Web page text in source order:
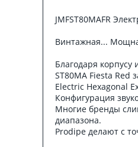
JMFST80MAFR
Винтажная...
Благодаря
ST80MA Fiesta Red
Electric Hexagonal
Конфигурация
Многие бренды
диапазона.
Prodipe делают с